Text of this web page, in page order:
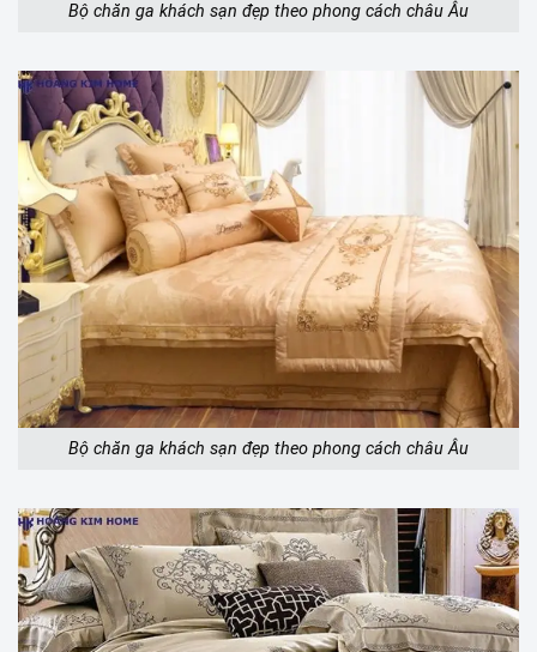
Bộ chăn ga khách sạn đẹp theo phong cách châu Âu
Bộ chăn ga khách sạn đẹp theo phong cách châu Âu